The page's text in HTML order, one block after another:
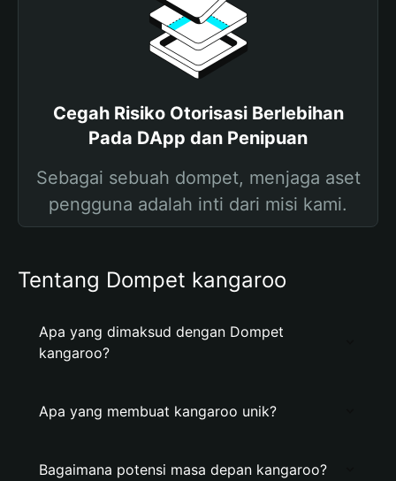
Cegah Risiko Otorisasi Berlebihan
Pada DApp dan Penipuan
Sebagai sebuah dompet, menjaga aset
pengguna adalah inti dari misi kami.
Tentang Dompet kangaroo
Apa yang dimaksud dengan Dompet
kangaroo?
Apa yang membuat kangaroo unik?
Bagaimana potensi masa depan kangaroo?